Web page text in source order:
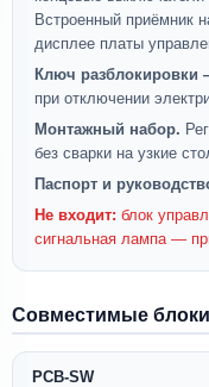
Встроенный приёмник
дисплее платы
Ключ разблокировки
при отключении
Монтажный набор.
без сварки на узкие
Паспорт и
Не входит: блок
сигнальная лампа —
Совместимые
PCB-SW